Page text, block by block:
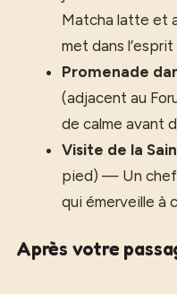
Matcha latte et
met dans l’esprit
Promenade
(adjacent au
de calme avant
Visite de la
pied) — Un
qui émerveille à
Après votre